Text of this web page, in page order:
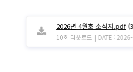
2026년 4월호 소식지.pdf
10회 다운로드 | DATE :